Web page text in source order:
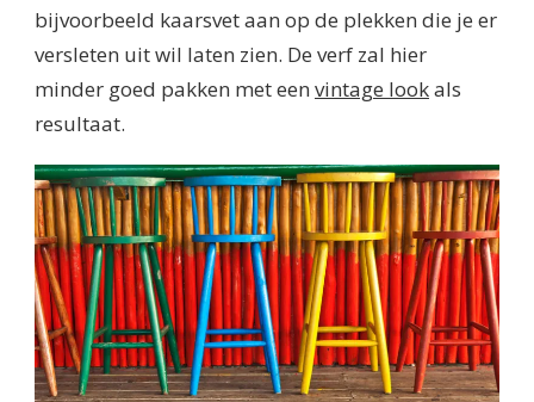
bijvoorbeeld kaarsvet aan op de plekken die je er
versleten uit wil laten zien. De verf zal hier
minder goed pakken met een vintage lookals
resultaat.